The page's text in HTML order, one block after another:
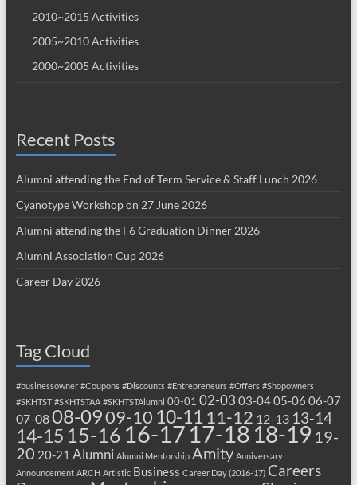
2010~2015 Activities
2005~2010 Activities
2000~2005 Activities
Recent Posts
Alumni attending the End of Term Service & Staff Lunch 2026
Cyanotype Workshop on 27 June 2026
Alumni attending the F6 Graduation Dinner 2026
Alumni Association Cup 2026
Career Day 2026
Tag Cloud
#businessowner #Coupons #Discounts #Entrepreneurs #Offers #Shopowners
#SKHTST #SKHTSTAA #SKHTSTAlumni 00-01 02-03 03-0405-06 06-07
07-0808-0909-10 10-11 11-12 12-13 13-14
14-15 15-16 16-1717-1818-19 19-
20 20-21 Alumni Alumni Mentorship Amity Anniversary
Announcement ARCH Artistic Business Career Day (2016-17) Careers